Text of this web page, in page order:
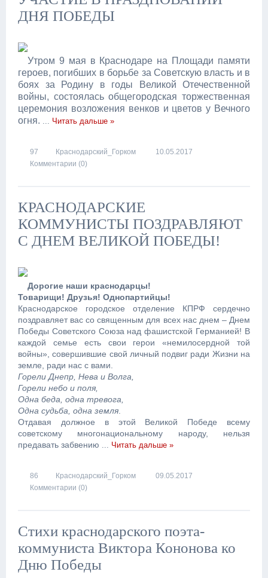
ДНЯ ПОБЕДЫ
Утром 9 мая в Краснодаре на Площади памяти
героев, погибших в борьбе за Советскую власть и в
боях за Родину в годы Великой Отечественной
войны, состоялась общегородская торжественная
церемония возложения венков и цветов у Вечного
огня. ... Читать дальше »
97 Краснодарский_Горком
10.05.2017
Комментарии (0)
КРАСНОДАРСКИЕ
КОММУНИСТЫ ПОЗДРАВЛЯЮТ
С ДНЕМ ВЕЛИКОЙ ПОБЕДЫ!
Дорогие наши краснодарцы!
Товарищи! Друзья! Однопартийцы!
Краснодарское городское отделение КПРФ сердечно
поздравляет вас со священным для всех нас днем – Днем
Победы Советского Союза над фашистской Германией! В
каждой семье есть свои герои «немилосердной той
войны», совершившие свой личный подвиг ради Жизни на
земле, ради нас с вами.
Горели Днепр, Нева и Волга,
Горели небо и поля,
Одна беда, одна тревога,
Одна судьба, одна земля
Отдавая должное в этой Великой Победе всему
советскому многонациональному народу, нельзя
предавать забвению ... Читать дальше »
86 Краснодарский_Горком
09.05.2017
Комментарии (0)
Стихи краснодарского поэта-
коммуниста Виктора Кононова ко
Дню Победы